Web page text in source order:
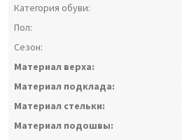
Категория обуви:
Пол:
Сезон:
Материал верха:
Материал подклада:
Материал стельки:
Материал подошвы: